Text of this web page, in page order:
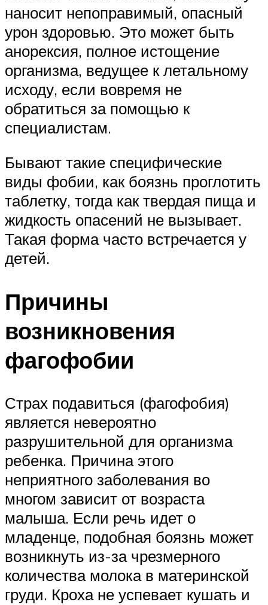
наносит непоправимый, опасный
урон здоровью. Это может быть
анорексия, полное истощение
организма, ведущее к летальному
исходу, если вовремя не
обратиться за помощью к
специалистам.
Бывают такие специфические
виды фобии, как боязнь проглотить
таблетку, тогда как твердая пища и
жидкость опасений не вызывает.
Такая форма часто встречается у
детей.
Причины
возникновения
фагофобии
Страх подавиться (фагофобия)
является невероятно
разрушительной для организма
ребенка. Причина этого
неприятного заболевания во
многом зависит от возраста
малыша. Если речь идет о
младенце, подобная боязнь может
возникнуть из-за чрезмерного
количества молока в материнской
груди. Кроха не успевает кушать и